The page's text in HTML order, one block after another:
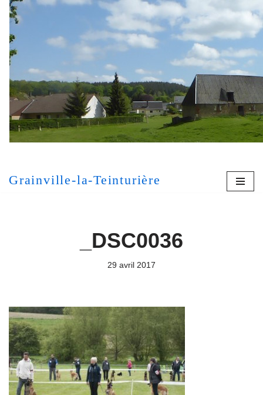
Aller
au
contenu
Grainville-la-Teinturière
_DSC0036
29 avril 2017